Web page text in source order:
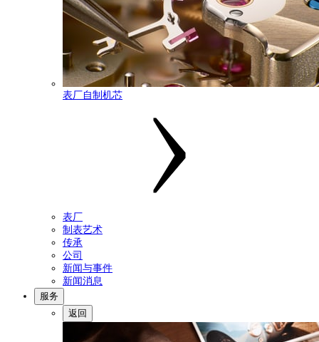
表厂自制机芯
表厂
制表艺术
传承
公司
新闻与事件
新闻消息
服务
返回